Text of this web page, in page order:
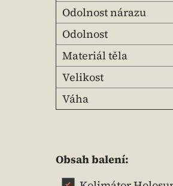
Odolnost nárazu
Odolnost
Materiál těla
Velikost
Váha
Obsah balení: